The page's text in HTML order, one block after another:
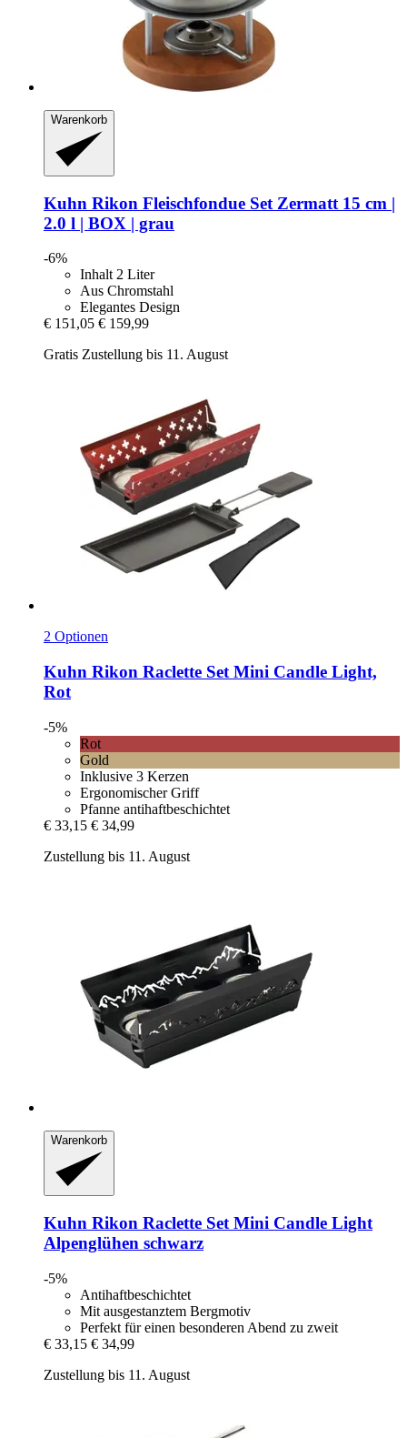
Warenkorb
Kuhn Rikon Fleischfondue Set Zermatt 15 cm |
2.0 l | BOX | grau
-6%
Inhalt 2 Liter
Aus Chromstahl
Elegantes Design
€ 151,05 € 159,99
Gratis Zustellung bis 11. August
2 Optionen
Kuhn Rikon Raclette Set Mini Candle Light,
Rot
-5%
Rot
Gold
Inklusive 3 Kerzen
Ergonomischer Griff
Pfanne antihaftbeschichtet
€ 33,15 € 34,99
Zustellung bis 11. August
Warenkorb
Kuhn Rikon Raclette Set Mini Candle Light
Alpenglühen schwarz
-5%
Antihaftbeschichtet
Mit ausgestanztem Bergmotiv
Perfekt für einen besonderen Abend zu zweit
€ 33,15 € 34,99
Zustellung bis 11. August